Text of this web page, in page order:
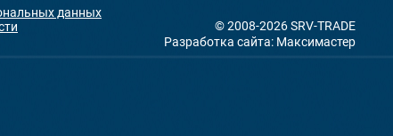
данных
Разработка сайта: Максимастер
© 2008-2026 SRV-TRADE